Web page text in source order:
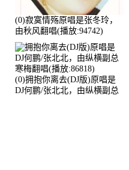
(0)寂寞情殇原唱是张冬玲，
由秋风翻唱(播放:94742)
(0)拥抱你离去(DJ版)原唱是
DJ何鹏/张北北，由纵横副总